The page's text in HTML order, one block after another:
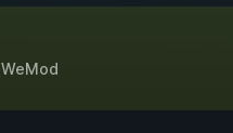
WeMod